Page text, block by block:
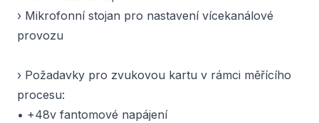
› Mikrofonní stojan pro nastavení vícekanálové
provozu
› Požadavky pro zvukovou kartu v rámci měřícího
procesu:
• +48v fantomové napájení